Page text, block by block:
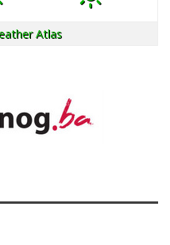
Atlas